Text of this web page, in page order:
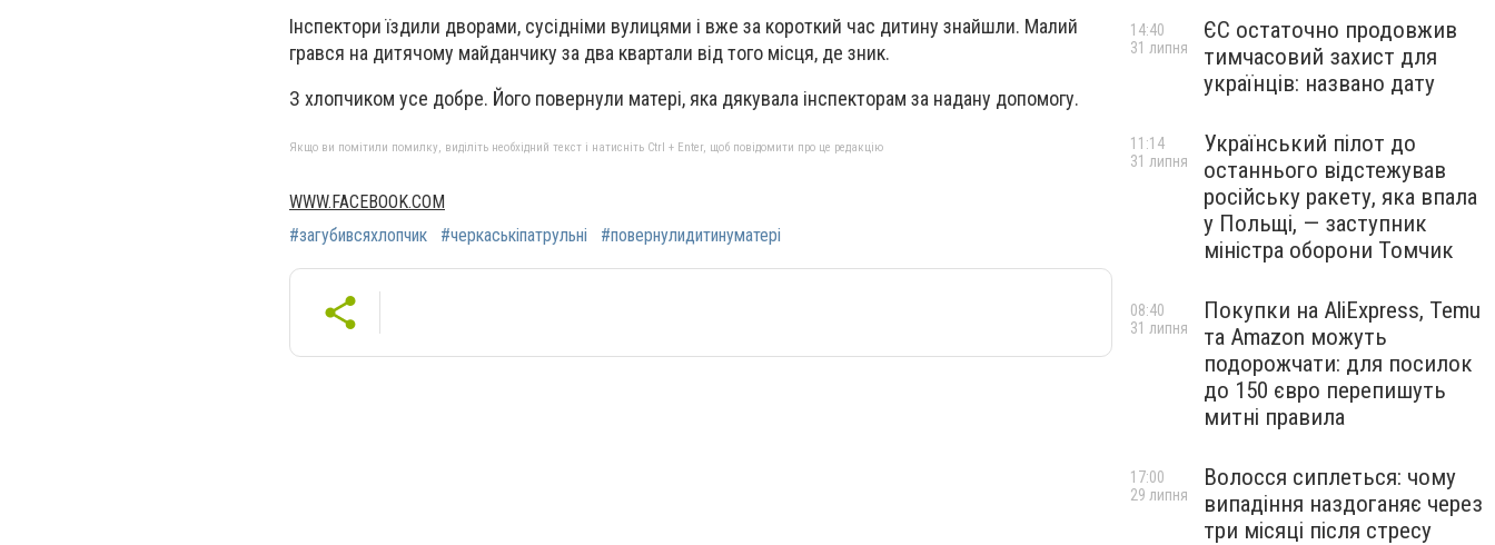
Інспектори їздили дворами, сусідніми вулицями і вже за короткий час дитину знайшли. Малий
грався на дитячому майданчику за два квартали від того місця, де зник.
З хлопчиком усе добре. Його повернули матері, яка дякувала інспекторам за надану допомогу.
Якщо ви помітили помилку, виділіть необхідний текст і натисніть Ctrl + Enter, щоб повідомити про це редакцію
WWW.FACEBOOK.COM
#загубивсяхлопчик
#черкаськіпатрульні #повернулидитинуматері
ЄС остаточно продовжив
тимчасовий захист для
українців: названо дату
14:40
31 липня
Український пілот до
останнього відстежував
російську ракету, яка впала
у Польщі, — заступник
міністра оборони Томчик
11:14
31 липня
Покупки на AliExpress, Temu
та Amazon можуть
подорожчати: для посилок
до 150 євро перепишуть
митні правила
08:40
31 липня
Волосся сиплеться: чому
випадіння наздоганяє через
три місяці після стресу
17:00
29 липня